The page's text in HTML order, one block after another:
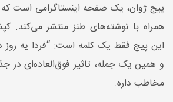
پیج ژوان، یک صفحه اینستاگرامی است
همراه با نوشته‌های طنز منتشر می‌کند.
این پیج فقط یک کلمه است: “فردا یه
و همین یک جمله، تاثیر فوق‌العاده‌ای در
مخاطب داره.